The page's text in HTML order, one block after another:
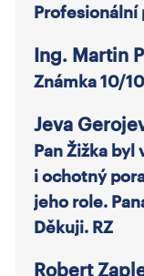
Profesionální
Ing. Martin
Známka 10/
Jeva
Pan Žižka
i ochotný
jeho role.
Děkuji. RZ
Robert